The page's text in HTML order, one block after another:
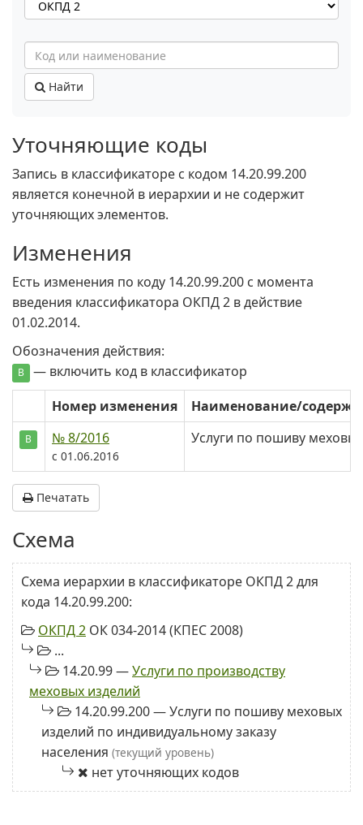
Найти
Уточняющие коды
Запись в классификаторе с кодом 14.20.99.200
является конечной в иерархии и не содержит
уточняющих элементов.
Изменения
Есть изменения по коду 14.20.99.200 c момента
введения классификатора ОКПД 2 в действие
01.02.2014.
Обозначения действия:
В
— включить код в классификатор
Номер изменения
Наименование/
В № 8/2016
с 01.06.2016
Услуги по пошиву
Печатать
Схема
Схема иерархии в классификаторе ОКПД 2 для
кода 14.20.99.200:
ОКПД 2 ОК 034-2014 (КПЕС 2008)
...
14.20.99 —Услуги по производству
меховых изделий
14.20.99.200 — Услуги по пошиву меховых
изделий по индивидуальному заказу
населения (текущий уровень)
нет уточняющих кодов